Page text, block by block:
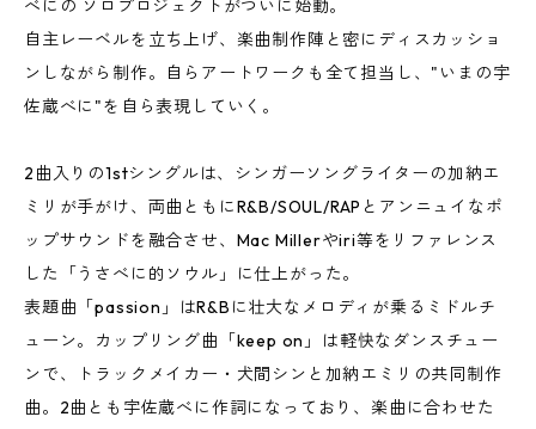
べにの ソロプロジェクトがついに始動。
自主レーベルを立ち上げ、楽曲制作陣と密にディスカッショ
ンしながら制作。自らアートワークも全て担当し、"いまの宇
佐蔵べに"を自ら表現していく。
2曲入りの1stシングルは、シンガーソングライターの加納エ
ミリが手がけ、両曲ともにR&B/SOUL/RAPとアンニュイなポ
ップサウンドを融合させ、Mac Millerやiri等をリファレンス
した「うさべに的ソウル」に仕上がった。
表題曲「passion」はR&Bに壮大なメロディが乗るミドルチ
ューン。カップリング曲「keep on」は軽快なダンスチュー
ンで、トラックメイカー・犬間シンと加納エミリの共同制作
曲。2曲とも宇佐蔵べに作詞になっており、楽曲に合わせた